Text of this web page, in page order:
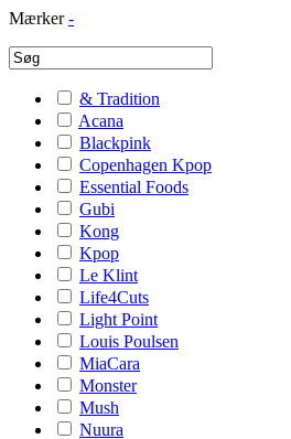
Mærker -
& Tradition
Acana
Blackpink
Copenhagen Kpop
Essential Foods
Gubi
Kong
Kpop
Le Klint
Life4Cuts
Light Point
Louis Poulsen
MiaCara
Monster
Mush
Nuura